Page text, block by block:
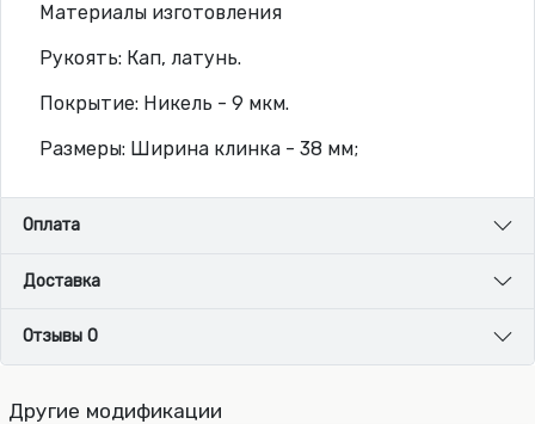
Материалы изготовления
Рукоять: Кап, латунь.
Покрытие: Никель - 9 мкм.
Размеры: Ширина клинка - 38 мм;
Оплата
Доставка
Отзывы 0
Другие модификации